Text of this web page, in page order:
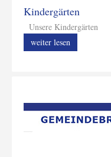
Kindergärten
Unsere Kindergärten
weiter lesen